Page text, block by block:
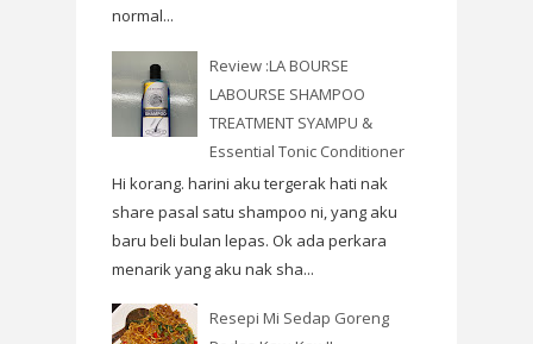
normal...
Review :LA BOURSE
LABOURSE SHAMPOO
TREATMENT SYAMPU &
Essential Tonic Conditioner
Hi korang. harini aku tergerak hati nak
share pasal satu shampoo ni, yang aku
baru beli bulan lepas. Ok ada perkara
menarik yang aku nak sha...
Resepi Mi Sedap Goreng